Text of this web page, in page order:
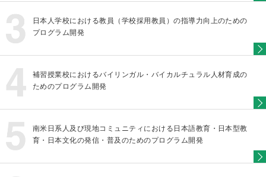
日本人学校における教員（学校採用教員）の指導力向上のための
プログラム開発
補習授業校におけるバイリンガル・バイカルチュラル人材育成の
ためのプログラム開発
南米日系人及び現地コミュニティにおける日本語教育・日本型教
育・日本文化の発信・普及のためのプログラム開発